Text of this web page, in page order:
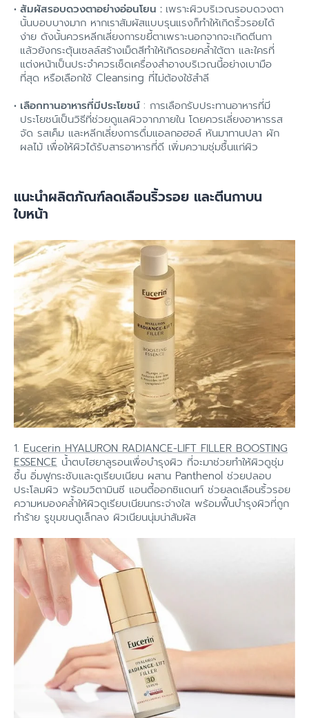
สัมผัสรอบดวงตาอย่างอ่อนโยน : เพราะผิวบริเวณรอบดวงตา
นั้นบอบบางมาก หากเราสัมผัสแบบรุนแรงก็ทำให้เกิดริ้วรอยได้
ง่าย ดังนั้นควรหลีกเลี่ยงการขยี้ตาเพราะนอกจากจะเกิดตีนกา
แล้วยังกระตุ้นเซลล์สร้างเม็ดสีทำให้เกิดรอยคล้ำใต้ตา และใครที่
แต่งหน้าเป็นประจำควรเช็ดเครื่องสำอางบริเวณนี้อย่างเบามือ
ที่สุด หรือเลือกใช้ Cleansing ที่ไม่ต้องใช้สำลี
เลือกทานอาหารที่มีประโยชน์ : การเลือกรับประทานอาหารที่มี
ประโยชน์เป็นวิธีที่ช่วยดูแลผิวจากภายใน โดยควรเลี่ยงอาหารรส
จัด รสเค็ม และหลีกเลี่ยงการดื่มแอลกอฮอล์ หันมาทานปลา ผัก
ผลไม้ เพื่อให้ผิวได้รับสารอาหารที่ดี เพิ่มความชุ่มชื้นแก่ผิว
แนะนำผลิตภัณฑ์ลดเลือนริ้วรอย และตีนกาบน
ใบหน้า
1. Eucerin HYALURON RADIANCE-LIFT FILLER BOOSTING
ESSENCE น้ำตบไฮยาลูรอนเพื่อบำรุงผิว ที่จะมาช่วยทำให้ผิวดูชุ่ม
ชื้น อิ่มฟูกระชับและดูเรียบเนียน ผสาน Panthenol ช่วยปลอบ
ประโลมผิว พร้อมวิตามินซี แอนตี้ออกซิแดนท์ ช่วยลดเลือนริ้วรอย
ความหมองคล้ำให้ผิวดูเรียบเนียนกระจ่างใส พร้อมฟื้นบำรุงผิวที่ถูก
ทำร้าย รูขุมขนดูเล็กลง ผิวเนียนนุ่มน่าสัมผัส